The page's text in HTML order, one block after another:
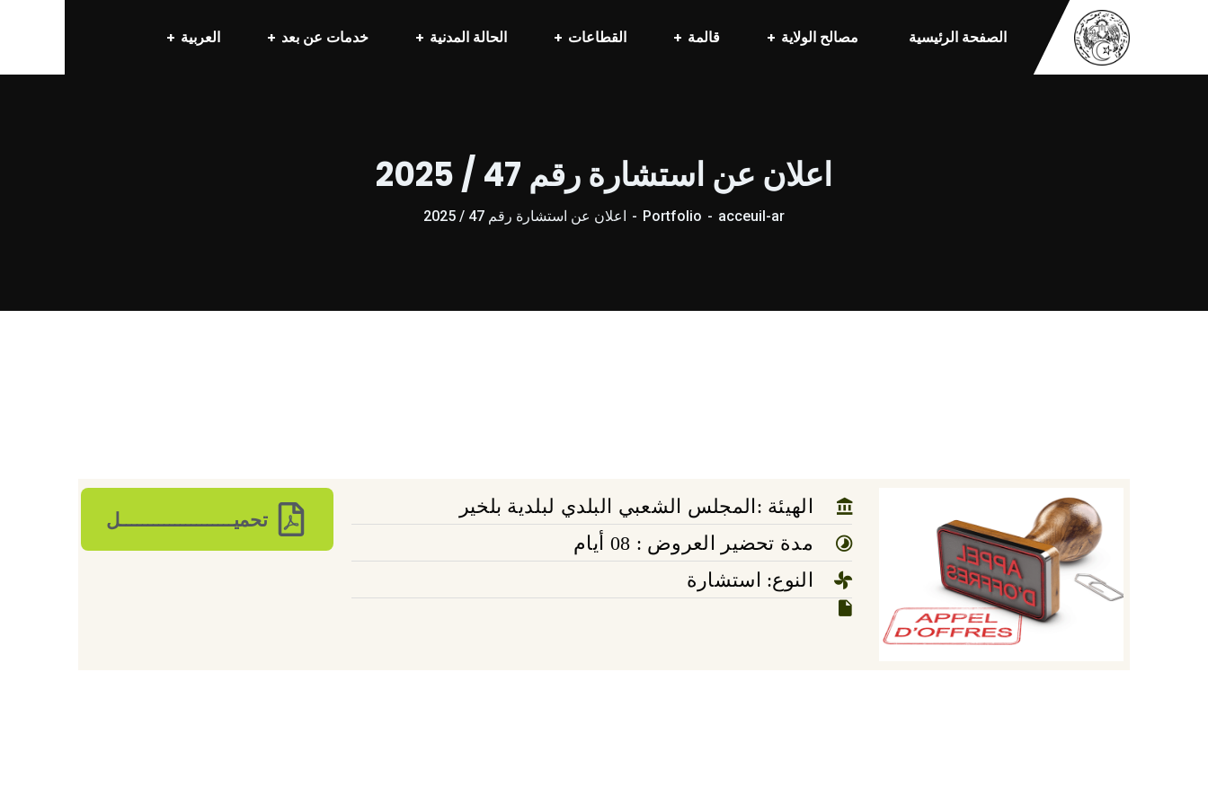
الصفحة الرئيسية مصالح الولاية قالمة القطاعات الحالة المدنية خدمات عن بعد العربية
اعلان عن استشارة رقم 47 / 2025
acceuil-ar
Portfolio اعلان عن استشارة رقم 47 / 2025
الهيئة :المجلس الشعبي البلدي لبلدية بلخير
مدة تحضير العروض : 08 أيام
النوع: استشارة
تحميـــــــــــــــــــــل